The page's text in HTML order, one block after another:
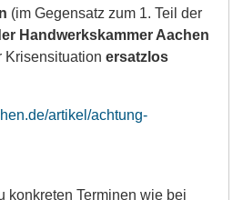
(im Gegensatz zum 1. Teil der
Handwerkskammer Aachen
Krisensituation ersatzlos
artikel/achtung-
konkreten Terminen wie bei